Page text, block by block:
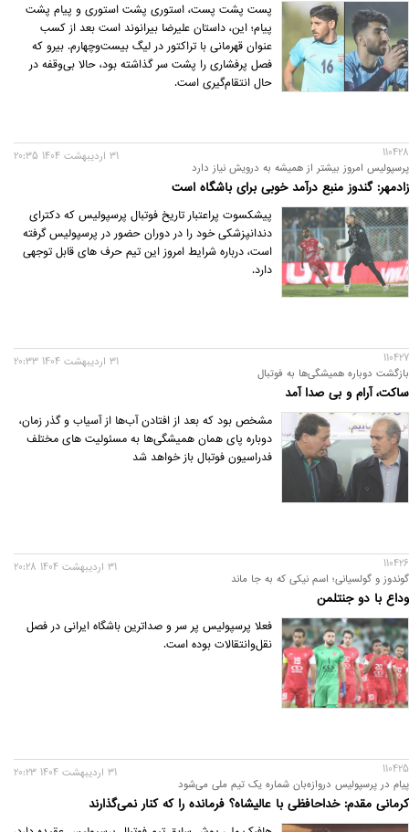
پست پشت پست، استوری پشت استوری و پیام پشت
پیام؛ این، داستان علیرضا بیرانوند است‌ بعد از کسب
عنوان قهرمانی با تراکتور در لیگ بیست‌وچهارم. بیرو که
فصل پرفشاری را پشت سر گذاشته بود، حالا بی‌وقفه در
حال انتقام‌گیری است.
110428
پرسپولیس امروز بیشتر از همیشه به درویش نیاز دارد
زادمهر: گندوز منبع درآمد خوبی برای باشگاه است
31 ارديبهشت 1404 20:35
پیشکسوت پراعتبار تاریخ فوتبال پرسپولیس که دکترای
دندانپزشکی خود را در دوران حضور در پرسپولیس گرفته
است، درباره شرایط امروز این تیم حرف های قابل توجهی
دارد.
110427
بازگشت دوباره همیشگی‌ها به فوتبال
ساکت، آرام و بی صدا آمد
31 ارديبهشت 1404 20:33
مشخص بود که بعد از افتادن آب‌ها از آسیاب و گذر زمان،
دوباره پای همان همیشگی‌ها به مسئولیت های مختلف
فدراسیون فوتبال باز خواهد شد
110426
گوندوز و گولسیانی؛ اسم نیکی که به جا ماند
وداع با دو جنتلمن
31 ارديبهشت 1404 20:28
فعلا پرسپولیس پر سر و صداترین باشگاه ایرانی در فصل
نقل‌وانتقالات بوده است.
110425
پیام در پرسپولیس دروازه‌بان شماره یک تیم ملی می‌شود
کرمانی مقدم: خداحافظی با عالیشاه؟ فرمانده را که کنار نمی‌گذارند
31 ارديبهشت 1404 20:23